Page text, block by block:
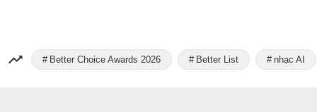
Better Choice Awards 2026 Better List nhạc AI